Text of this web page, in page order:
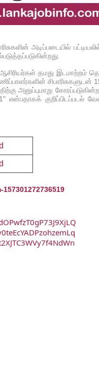
அடிப்படையில்
தமது இடமாற்றம்
அனுப்புமாறு
என்பதாகக் குறிப்பிடப்படல்